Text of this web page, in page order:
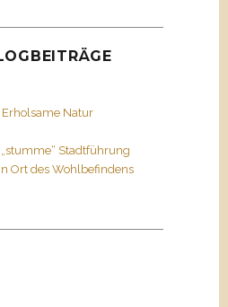
Natur
Stadtführung
Ort des Wohlbefindens